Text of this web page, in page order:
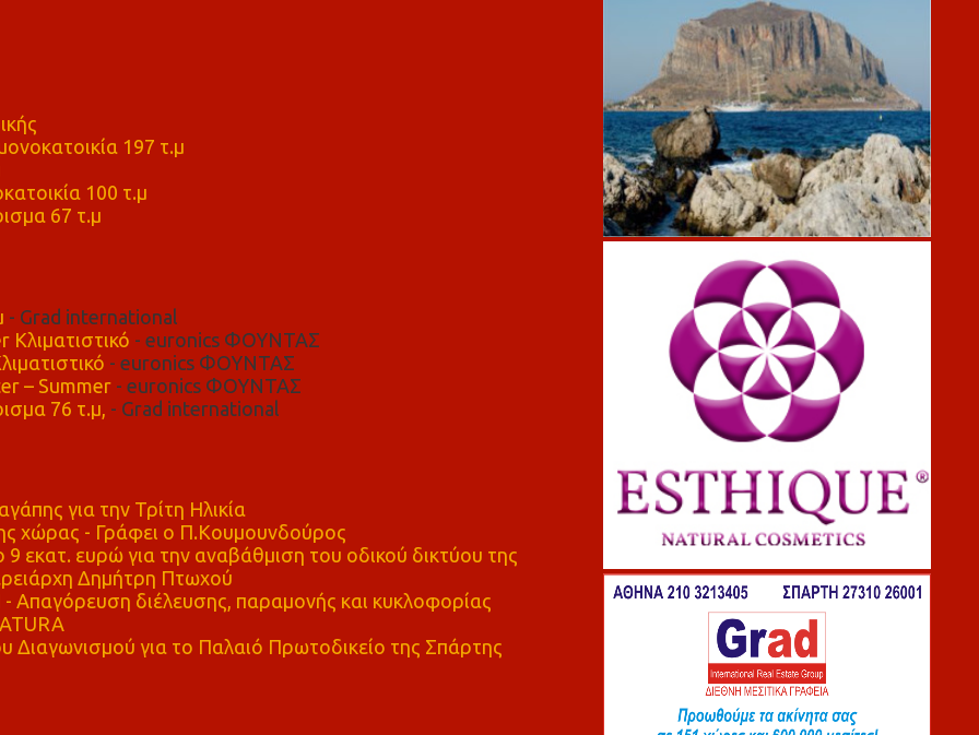
197 τ.μ
100 τ.μ
67 τ.μ
- Grad international
- euronics ΦΟΥΝΤΑΣ
- euronics ΦΟΥΝΤΑΣ
– Summer- euronics ΦΟΥΝΤΑΣ
76 τ.μ, - Grad international
για την Τρίτη Ηλικία
χώρας - Γράφει ο Π.Κουμουνδούρος
9 εκατ. ευρώ για την αναβάθμιση του οδικού δικτύου της
Δημήτρη Πτωχού
διέλευσης, παραμονής και κυκλοφορίας
Διαγωνισμού για το Παλαιό Πρωτοδικείο της Σπάρτης